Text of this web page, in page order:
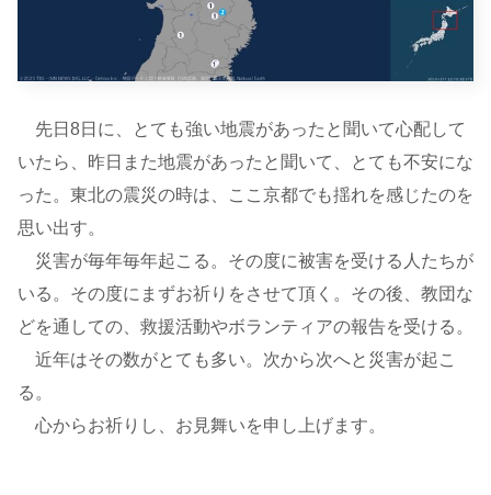
先日8日に、とても強い地震があったと聞いて心配して
いたら、昨日また地震があったと聞いて、とても不安にな
った。東北の震災の時は、ここ京都でも揺れを感じたのを
思い出す。
災害が毎年毎年起こる。その度に被害を受ける人たちが
いる。その度にまずお祈りをさせて頂く。その後、教団な
どを通しての、救援活動やボランティアの報告を受ける。
近年はその数がとても多い。次から次へと災害が起こ
る。
心からお祈りし、お見舞いを申し上げます。